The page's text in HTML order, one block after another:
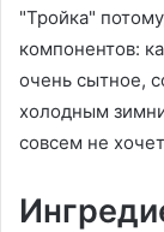
"Тройка"
компонентов:
очень сытное,
холодным
совсем не